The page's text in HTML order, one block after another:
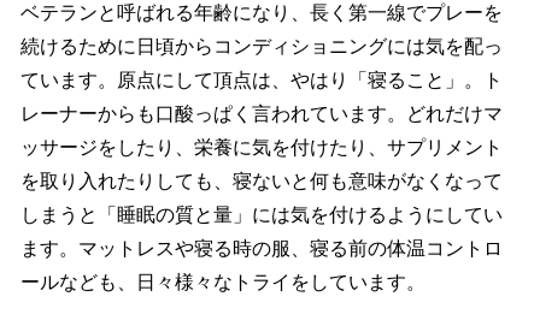
ベテランと呼ばれる年齢になり、長く第一線でプレーを
続けるために日頃からコンディショニングには気を配っ
ています。原点にして頂点は、やはり「寝ること」。ト
レーナーからも口酸っぱく言われています。どれだけマ
ッサージをしたり、栄養に気を付けたり、サプリメント
を取り入れたりしても、寝ないと何も意味がなくなって
しまうと「睡眠の質と量」には気を付けるようにしてい
ます。マットレスや寝る時の服、寝る前の体温コントロ
ールなども、日々様々なトライをしています。